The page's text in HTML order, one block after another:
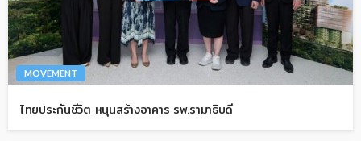
MOVEMENT
ไทยประกันชีวิต หนุนสร้างอาคาร รพ.รามาธิบดี